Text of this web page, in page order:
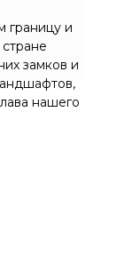
границу и
замков и
нашего